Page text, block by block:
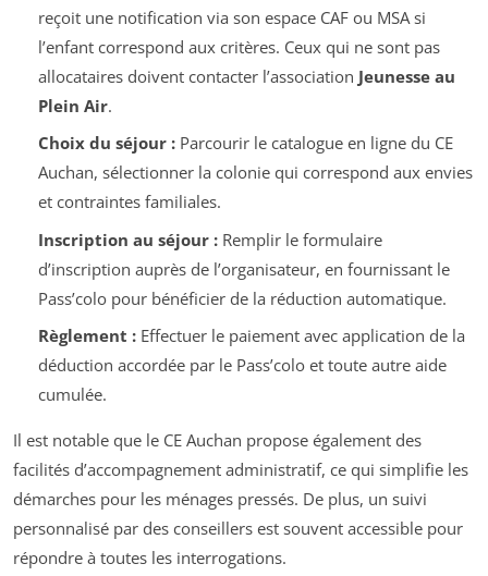
reçoit une notification via son espace CAF ou MSA si
l’enfant correspond aux critères. Ceux qui ne sont pas
allocataires doivent contacter l’association Jeunesse au
Plein Air.
Choix du séjour :Parcourir le catalogue en ligne du CE
Auchan, sélectionner la colonie qui correspond aux envies
et contraintes familiales.
Inscription au séjour :Remplir le formulaire
d’inscription auprès de l’organisateur, en fournissant le
Pass’colo pour bénéficier de la réduction automatique.
Règlement :Effectuer le paiement avec application de la
déduction accordée par le Pass’colo et toute autre aide
cumulée.
Il est notable que le CE Auchan propose également des
facilités d’accompagnement administratif, ce qui simplifie les
démarches pour les ménages pressés. De plus, un suivi
personnalisé par des conseillers est souvent accessible pour
répondre à toutes les interrogations.